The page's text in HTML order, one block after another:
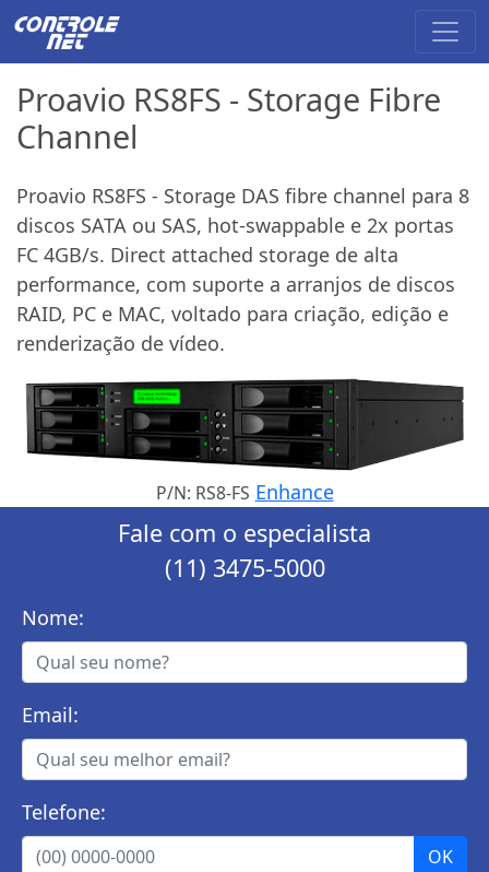
Proavio RS8FS - Storage Fibre
Channel
Proavio RS8FS - Storage DAS fibre channel para 8
discos SATA ou SAS, hot-swappable e 2x portas
FC 4GB/s. Direct attached storage de alta
performance, com suporte a arranjos de discos
RAID, PC e MAC, voltado para criação, edição e
renderização de vídeo.
P/N: RS8-FS Enhance
Fale com o especialista
(11) 3475-5000
Nome:
Email:
Telefone: